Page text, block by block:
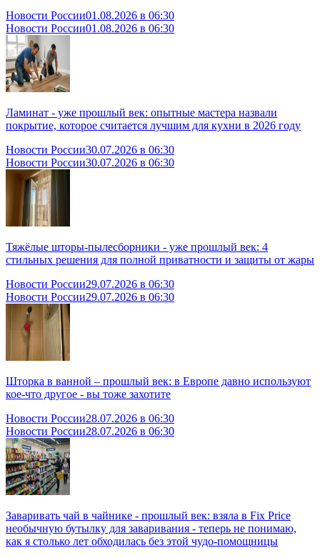
Новости России01.08.2026 в 06:30
Новости России01.08.2026 в 06:30
Ламинат - уже прошлый век: опытные мастера назвали
покрытие, которое считается лучшим для кухни в 2026 году
Новости России30.07.2026 в 06:30
Новости России30.07.2026 в 06:30
Тяжёлые шторы-пылесборники - уже прошлый век: 4
стильных решения для полной приватности и защиты от жары
Новости России29.07.2026 в 06:30
Новости России29.07.2026 в 06:30
Шторка в ванной – прошлый век: в Европе давно используют
кое-что другое - вы тоже захотите
Новости России28.07.2026 в 06:30
Новости России28.07.2026 в 06:30
Заваривать чай в чайнике - прошлый век: взяла в Fix Price
необычную бутылку для заваривания - теперь не понимаю,
как я столько лет обходилась без этой чудо-помощницы